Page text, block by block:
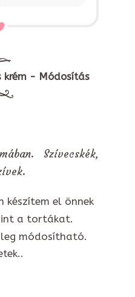
krém - Módosítás
Szívecskék,
készítem el önnek
a tortákat.
módosítható.